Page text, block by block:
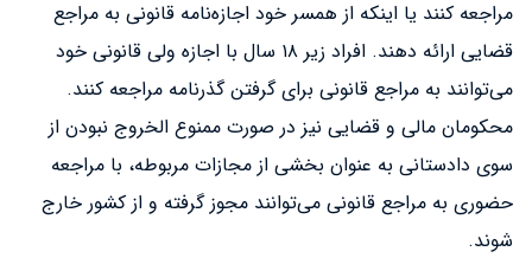
مراجعه کنند یا اینکه از همسر خود اجازه‌نامه قانونی به مراجع
قضایی ارائه دهند. افراد زیر ۱۸ سال با اجازه ولی قانونی خود
می‌توانند به مراجع قانونی برای گرفتن گذرنامه مراجعه کنند.
محکومان مالی و قضایی نیز در صورت ممنوع الخروج نبودن از
سوی دادستانی به عنوان بخشی از مجازات مربوطه، با مراجعه
حضوری به مراجع قانونی می‌توانند مجوز گرفته و از کشور خارج
شوند.